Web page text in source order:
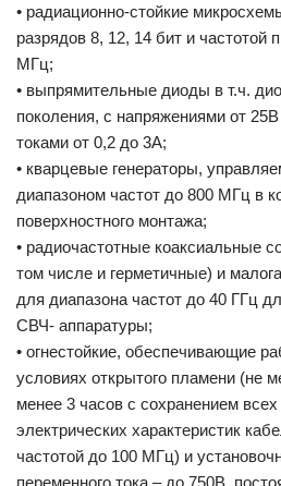
• радиационно-стойкие
разрядов 8, 12, 14 бит и частотой
МГц;
• выпрямительные диоды в т.ч.
поколения, с напряжениями от
токами от 0,2 до 3А;
• кварцевые генераторы,
диапазоном частот до 800 МГц в
поверхностного монтажа;
• радиочастотные коаксиальные
том числе и герметичные) и
для диапазона частот до 40 ГГц
СВЧ- аппаратуры;
• огнестойкие, обеспечивающие
условиях открытого пламени (не
менее 3 часов с сохранением
электрических характеристик
частотой до 100 МГц) и